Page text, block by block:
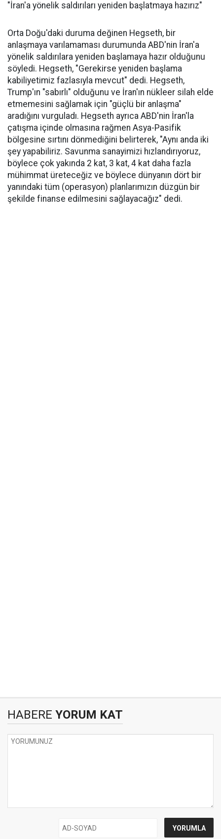
"İran'a yönelik saldırıları yeniden başlatmaya hazırız"
Orta Doğu'daki duruma değinen Hegseth, bir
anlaşmaya varılamaması durumunda ABD'nin İran'a
yönelik saldırılara yeniden başlamaya hazır olduğunu
söyledi. Hegseth, "Gerekirse yeniden başlama
kabiliyetimiz fazlasıyla mevcut" dedi. Hegseth,
Trump'ın "sabırlı" olduğunu ve İran'ın nükleer silah elde
etmemesini sağlamak için "güçlü bir anlaşma"
aradığını vurguladı. Hegseth ayrıca ABD'nin İran'la
çatışma içinde olmasına rağmen Asya-Pasifik
bölgesine sırtını dönmediğini belirterek, "Aynı anda iki
şey yapabiliriz. Savunma sanayimizi hızlandırıyoruz,
böylece çok yakında 2 kat, 3 kat, 4 kat daha fazla
mühimmat üreteceğiz ve böylece dünyanın dört bir
yanındaki tüm (operasyon) planlarımızın düzgün bir
şekilde finanse edilmesini sağlayacağız" dedi.
HABERE YORUM KAT